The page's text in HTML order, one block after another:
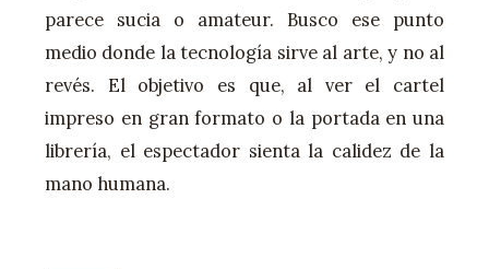
parece sucia o amateur. Busco ese punto
medio donde la tecnología sirve al arte, y no al
revés. El objetivo es que, al ver el cartel
impreso en gran formato o la portada en una
librería, el espectador sienta la calidez de la
mano humana.